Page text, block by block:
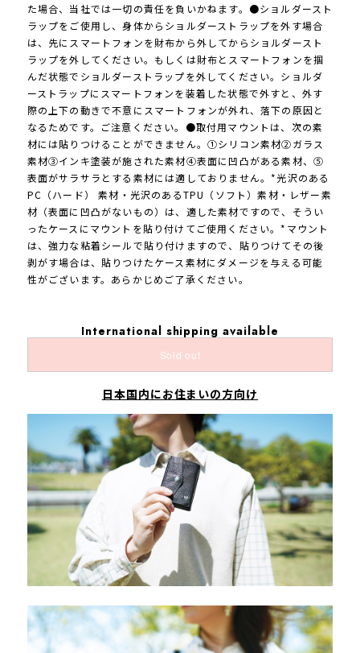
た場合、当社では一切の責任を負いかねます。●ショルダースト
ラップをご使用し、身体からショルダーストラップを外す場合
は、先にスマートフォンを財布から外してからショルダースト
ラップを外してください。もしくは財布とスマートフォンを掴
んだ状態でショルダーストラップを外してください。ショルダ
ーストラップにスマートフォンを装着した状態で外すと、外す
際の上下の動きで不意にスマートフォンが外れ、落下の原因と
なるためです。ご注意ください。●取付用マウントは、次の素
材には貼りつけることができません。①シリコン素材②ガラス
素材③インキ塗装が施された素材④表面に凹凸がある素材、⑤
表面がサラサラとする素材には適しておりません。*光沢のある
PC（ハード） 素材・光沢のあるTPU（ソフト）素材・レザー素
材（表面に凹凸がないもの）は、適した素材ですので、そうい
ったケースにマウントを貼り付けてご使用ください。*マウント
は、強力な粘着シールで貼り付けますので、貼りつけてその後
剥がす場合は、貼りつけたケース素材にダメージを与える可能
性がございます。あらかじめご了承ください。
International shipping available
Sold out
日本国内にお住まいの方向け